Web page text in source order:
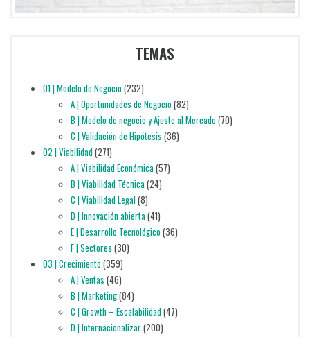
TEMAS
01 | Modelo de Negocio(232)
A | Oportunidades de Negocio(82)
B | Modelo de negocio y Ajuste al Mercado(70)
C | Validación de Hipótesis (36)
02 | Viabilidad(271)
A | Viabilidad Económica(57)
B | Viabilidad Técnica(24)
C | Viabilidad Legal(8)
D | Innovación abierta(41)
E | Desarrollo Tecnológico(36)
F | Sectores (30)
03 | Crecimiento(359)
A | Ventas (46)
B | Marketing(84)
C | Growth – Escalabilidad(47)
D | Internacionalizar(200)